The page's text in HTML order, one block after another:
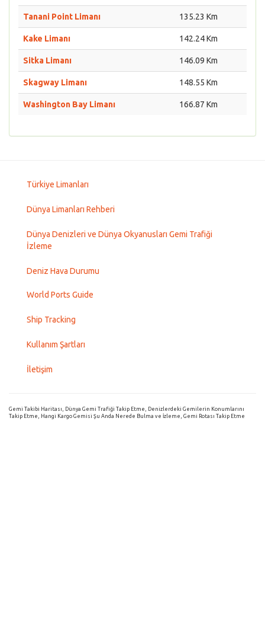
Tanani Point Limanı 135.23 Km
Kake Limanı 142.24 Km
Sitka Limanı 146.09 Km
Skagway Limanı 148.55 Km
Washington Bay Limanı 166.87 Km
Türkiye Limanları
Dünya Limanları Rehberi
Dünya Denizleri ve Dünya Okyanusları Gemi Trafiği
İzleme
Deniz Hava Durumu
World Ports Guide
Ship Tracking
Kullanım Şartları
İletişim
Gemi Takibi Haritası, Dünya Gemi Trafiği Takip Etme, Denizlerdeki Gemilerin Konumlarını
Takip Etme, Hangi Kargo Gemisi Şu Anda Nerede Bulma ve İzleme, Gemi Rotası Takip Etme